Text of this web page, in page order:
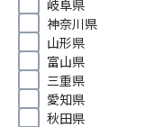
岐阜県
神奈川県
山形県
富山県
三重県
愛知県
秋田県